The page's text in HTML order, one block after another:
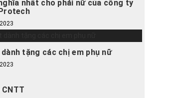
nhất cho phái nữ của công ty
tặng các chị em phụ nữ
CNTT